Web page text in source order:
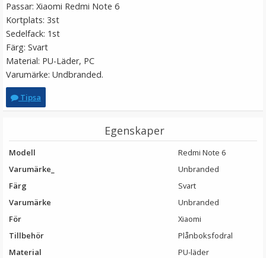
Ulanzi Mobilhållare vridbar för stativ & blixtsko
★
Passar: Xiaomi Redmi Note 6
Kortplats: 3st
Sedelfack: 1st
Färg: Svart
Material: PU-Läder, PC
Varumärke: Undbranded.
Tipsa
Egenskaper
Modell
Redmi Note 6
Varumärke_
Unbranded
Färg
Svart
Varumärke
Unbranded
För
Xiaomi
Tillbehör
Plånboksfodral
Material
PU-läder